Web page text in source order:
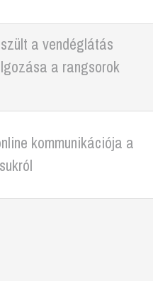
a vendéglátás
a rangsorok
kommunikációja a